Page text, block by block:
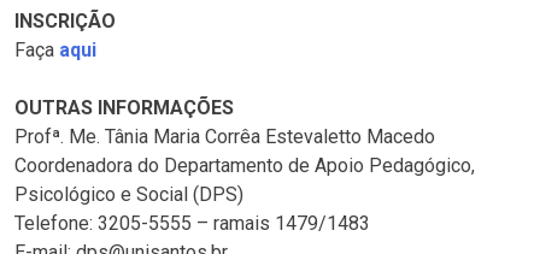
INSCRIÇÃO
Faça aqui
OUTRAS INFORMAÇÕES
Profª. Me. Tânia Maria Corrêa Estevaletto Macedo
Coordenadora do Departamento de Apoio Pedagógico,
Psicológico e Social (DPS)
Telefone: 3205-5555 – ramais 1479/1483